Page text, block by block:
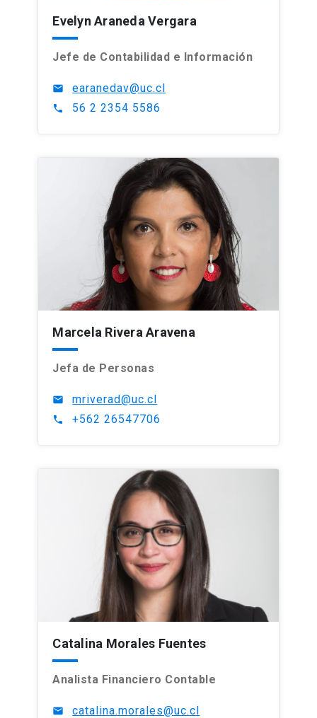
Evelyn Araneda Vergara
Jefe de Contabilidad e Información
mail earanedav@uc.cl
phone 56 2 2354 5586
Marcela Rivera Aravena
Jefa de Personas
mail mriverad@uc.cl
phone +562 26547706
Catalina Morales Fuentes
Analista Financiero Contable
mail catalina.morales@uc.cl